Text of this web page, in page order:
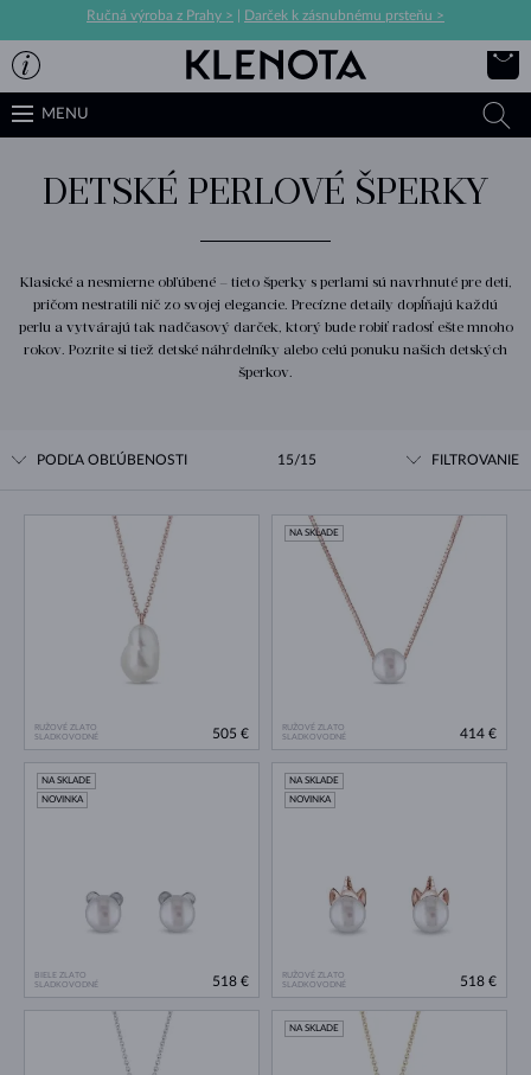
Ručná výroba z Prahy > Darček k zásnubnému prsteňu >
MENU
DETSKÉ PERLOVÉ ŠPERKY
Klasické a nesmierne obľúbené – tieto šperky s perlami sú navrhnuté pre deti,
pričom nestratili nič zo svojej elegancie. Precízne detaily dopĺňajú každú
perlu a vytvárajú tak nadčasový darček, ktorý bude robiť radosť ešte mnoho
rokov. Pozrite si tiež detské náhrdelníky alebo celú ponuku našich detských
šperkov.
PODĽA OBĽÚBENOSTI 15/15 FILTROVANIE
RUŽOVÉ ZLATO
SLADKOVODNÉ
505 €
RUŽOVÉ ZLATO
SLADKOVODNÉ
NA SKLADE
414 €
BIELE ZLATO
SLADKOVODNÉ
NA SKLADE
NOVINKA
518 €
RUŽOVÉ ZLATO
SLADKOVODNÉ
NA SKLADE
NOVINKA
518 €
NA SKLADE